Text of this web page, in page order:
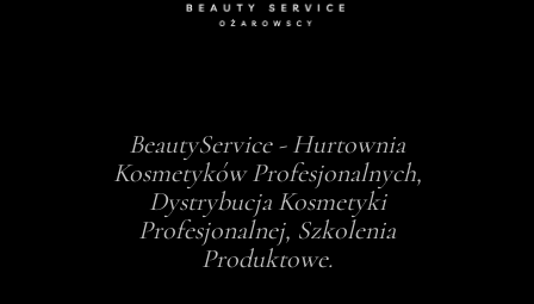
BeautyService - Hurtownia
Kosmetyków Profesjonalnych,
Dystrybucja Kosmetyki
Profesjonalnej, Szkolenia
Produktowe.